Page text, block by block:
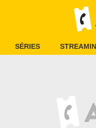
SÉRIES